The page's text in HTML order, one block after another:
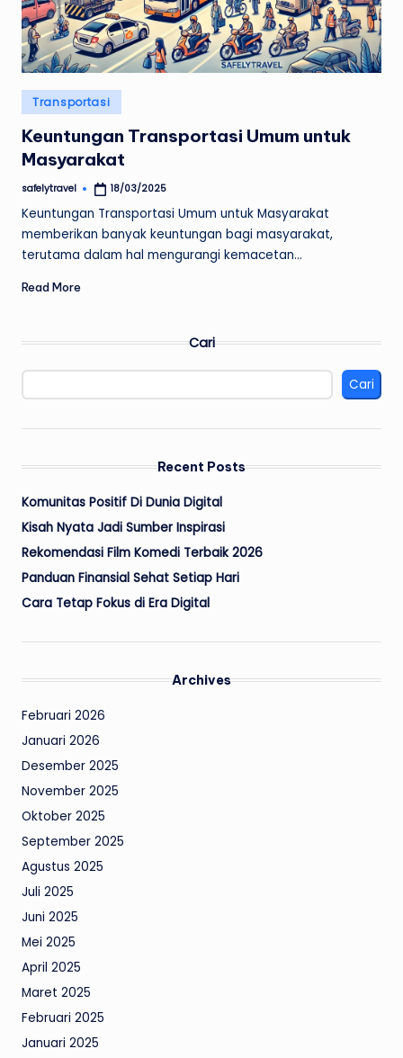
Posted
in
Transportasi
Keuntungan Transportasi Umum untuk
Masyarakat
Posted
safelytravel 18/03/2025
Keuntungan Transportasi Umum untuk Masyarakat
memberikan banyak keuntungan bagi masyarakat,
terutama dalam hal mengurangi kemacetan…
Read More
Cari
Cari
Recent Posts
Komunitas Positif Di Dunia Digital
Kisah Nyata Jadi Sumber Inspirasi
Rekomendasi Film Komedi Terbaik 2026
Panduan Finansial Sehat Setiap Hari
Cara Tetap Fokus di Era Digital
Archives
Februari 2026
Januari 2026
Desember 2025
November 2025
Oktober 2025
September 2025
Agustus 2025
Juli 2025
Juni 2025
Mei 2025
April 2025
Maret 2025
Februari 2025
Januari 2025